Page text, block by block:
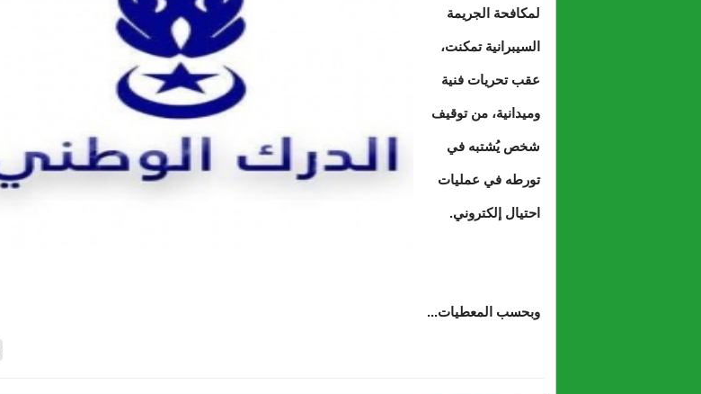
لمكافحة الجريمة
السيبرانية تمكنت،
عقب تحريات فنية
وميدانية، من توقيف
شخص يُشتبه في
تورطه في عمليات
احتيال إلكتروني.
وبحسب المعطيات...